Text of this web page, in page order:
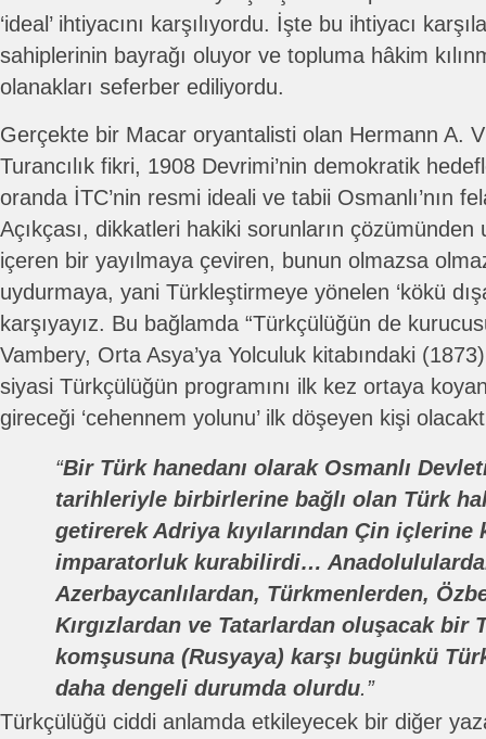
‘ideal’ ihtiyacını karşılıyordu. İşte bu ihtiyacı
sahiplerinin bayrağı oluyor ve topluma hâkim
olanakları seferber ediliyordu.
Gerçekte bir Macar oryantalisti olan Hermann A.
Turancılık fikri, 1908 Devrimi’nin demokratik
oranda İTC’nin resmi ideali ve tabii Osmanlı’nın
Açıkçası, dikkatleri hakiki sorunların çözümünden
içeren bir yayılmaya çeviren, bunun olmazsa
uydurmaya, yani Türkleştirmeye yönelen ‘kökü
karşıyayız. Bu bağlamda “Türkçülüğün de
Vambery, Orta Asya’ya Yolculuk kitabındaki
siyasi Türkçülüğün programını ilk kez ortaya
gireceği ‘cehennem yolunu’ ilk döşeyen kişi
“Bir Türk hanedanı olarak Osmanlı
tarihleriyle birbirlerine bağlı olan Türk
getirerek Adriya kıyılarından Çin
imparatorluk kurabilirdi…
Azerbaycanlılardan, Türkmenlerden,
Kırgızlardan ve Tatarlardan oluşacak bir
komşusuna (Rusyaya) karşı bugünkü
daha dengeli durumda olurdu.”
Türkçülüğü ciddi anlamda etkileyecek bir diğer